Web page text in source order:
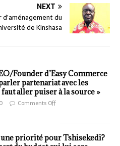
NEXT
du
de Kinshasa
Founder d’Easy Commerce
partenariat avec les
aller puiser à la source »
Comments Off
priorité pour Tshisekedi?